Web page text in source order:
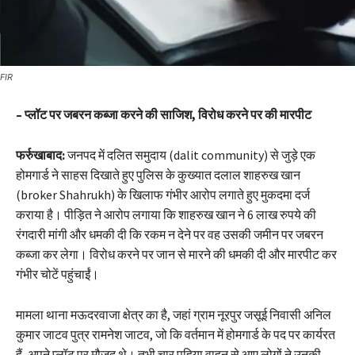
FIR
– प्लॉट पर जबरन कब्जा करने की साजिश, विरोध करने पर की मारपीट
फर्रुखाबाद:जनपद में दलित समुदाय (dalit community) से जुड़े एक
होमगार्ड ने साहस दिखाते हुए पुलिस के कुख्यात दलाल शाहरुख खान
(broker Shahrukh) के खिलाफ गंभीर आरोप लगाते हुए मुकदमा दर्ज
कराया है। पीड़ित ने आरोप लगाया कि शाहरुख खान ने 6 लाख रुपये की
रंगदारी मांगी और धमकी दी कि रकम न देने पर वह उसकी जमीन पर जबरन
कब्जा कर लेगा। विरोध करने पर जान से मारने की धमकी दी और मारपीट कर
गंभीर चोटें पहुंचाईं।
मामला थाना मऊदरवाजा क्षेत्र का है, जहां ग्राम नूरपुर जसूई निवासी अनिल
कुमार जाटव पुत्र रामनेश जाटव, जो कि वर्तमान में होमगार्ड के पद पर कार्यरत